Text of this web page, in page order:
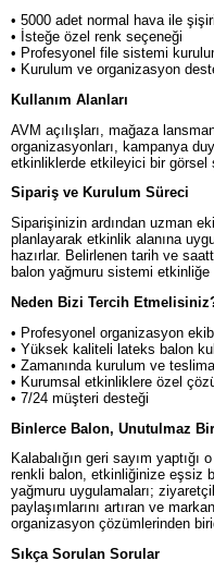
• 5000 adet normal hava ile
• İsteğe özel renk seçeneği
• Profesyonel file sistemi
• Kurulum ve organizasyon
Kullanım Alanları
AVM açılışları, mağaza
organizasyonları, kampanya
etkinliklerde etkileyici bir görsel
Sipariş ve Kurulum Süreci
Siparişinizin ardından uzman
planlayarak etkinlik alanına
hazırlar. Belirlenen tarih ve
balon yağmuru sistemi etkinliğe
Neden Bizi Tercih
• Profesyonel organizasyon
• Yüksek kaliteli lateks balon
• Zamanında kurulum ve
• Kurumsal etkinliklere özel
• 7/24 müşteri desteği
Binlerce Balon, Unutulmaz
Kalabalığın geri sayım
renkli balon, etkinliğinize eşsiz
yağmuru uygulamaları;
paylaşımlarını artıran ve
organizasyon çözümlerinden
Sıkça Sorulan Sorular